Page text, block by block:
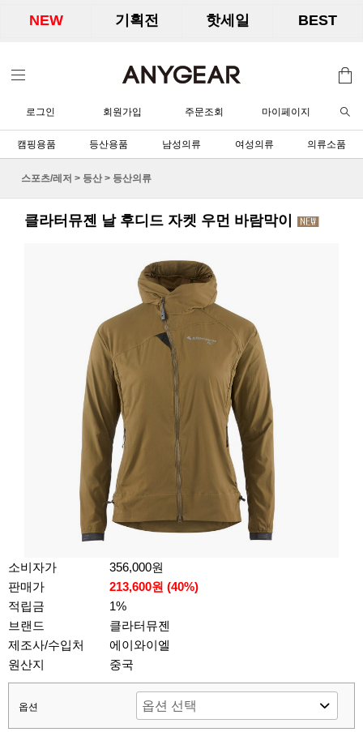
NEW 기획전 핫세일 BEST
로그인 회원가입 주문조회 마이페이지
캠핑용품 등산용품 남성의류 여성의류 의류소품
스포츠/레저 > 등산 > 등산의류
클라터뮤젠 날 후디드 자켓 우먼 바람막이
소비자가
356,000원
판매가
213,600원 (40%)
적립금
1%
브랜드
클라터뮤젠
제조사/수입처
에이와이엘
원산지
중국
옵션